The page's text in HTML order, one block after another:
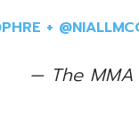
+
— The MMA